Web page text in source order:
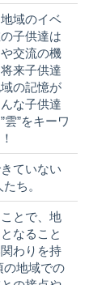
域のイベ
子供達は
交流の機
来子供達
の記憶が
な子供達
”をキーワ
ていない
ち。
とで、地
なること
わりを持
の地域での